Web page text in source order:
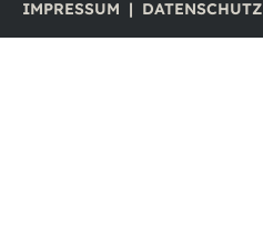
IMPRESSUM | DATENSCHUTZ